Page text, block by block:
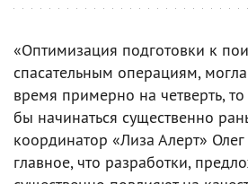
«Оптимизация подготовки к
спасательным операциям,
время примерно на четверть,
бы начинаться существенно
координатор «Лиза Алерт»
главное, что разработки,